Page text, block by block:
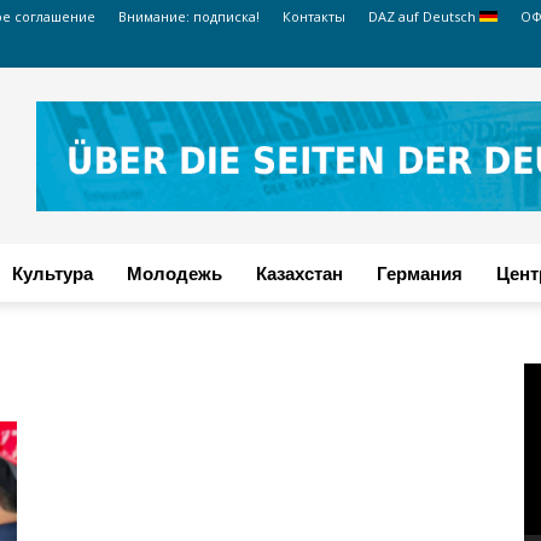
соглашение Внимание: подписка! Контакты DAZ auf Deutsch
Культура Молодежь Казахстан Германия